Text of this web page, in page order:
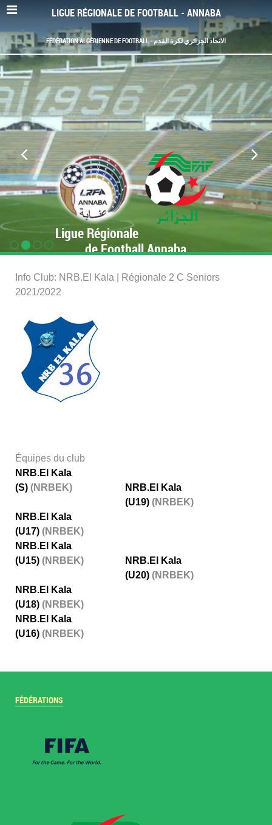
LIGUE RÉGIONALE DE FOOTBALL - ANNABA
FÉDÉRATION ALGÉRIENNE DE FOOTBALL - الاتحاد الجزائري لكرة القدم
Ligue Régionale
de Football Annaba
Info Club: NRB.El Kala | Régionale 2 C Seniors
2021/2022
Équipes du club
NRB.El Kala
(S) (NRBEK)
NRB.El Kala
(U19) (NRBEK)
NRB.El Kala
(U17) (NRBEK)
NRB.El Kala
(U15) (NRBEK)
NRB.El Kala
(U20) (NRBEK)
NRB.El Kala
(U18) (NRBEK)
NRB.El Kala
(U16) (NRBEK)
FÉDÉRATIONS